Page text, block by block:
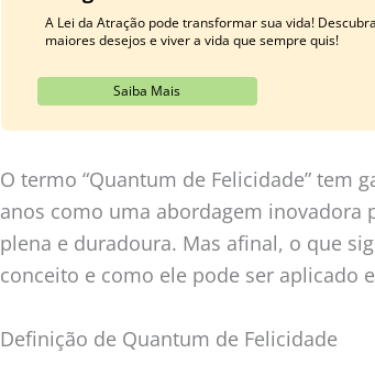
A Lei da Atração pode transformar sua vida!
maiores desejos e viver a vida que sempre quis!
Saiba Mais
O termo “Quantum de Felicidade” tem
anos como uma abordagem inovadora
plena e duradoura. Mas afinal, o que
conceito e como ele pode ser aplicado
Definição de Quantum de Felicidade